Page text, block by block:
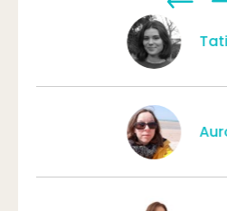
Tatiana Lavaud
Aurore Bouchoir